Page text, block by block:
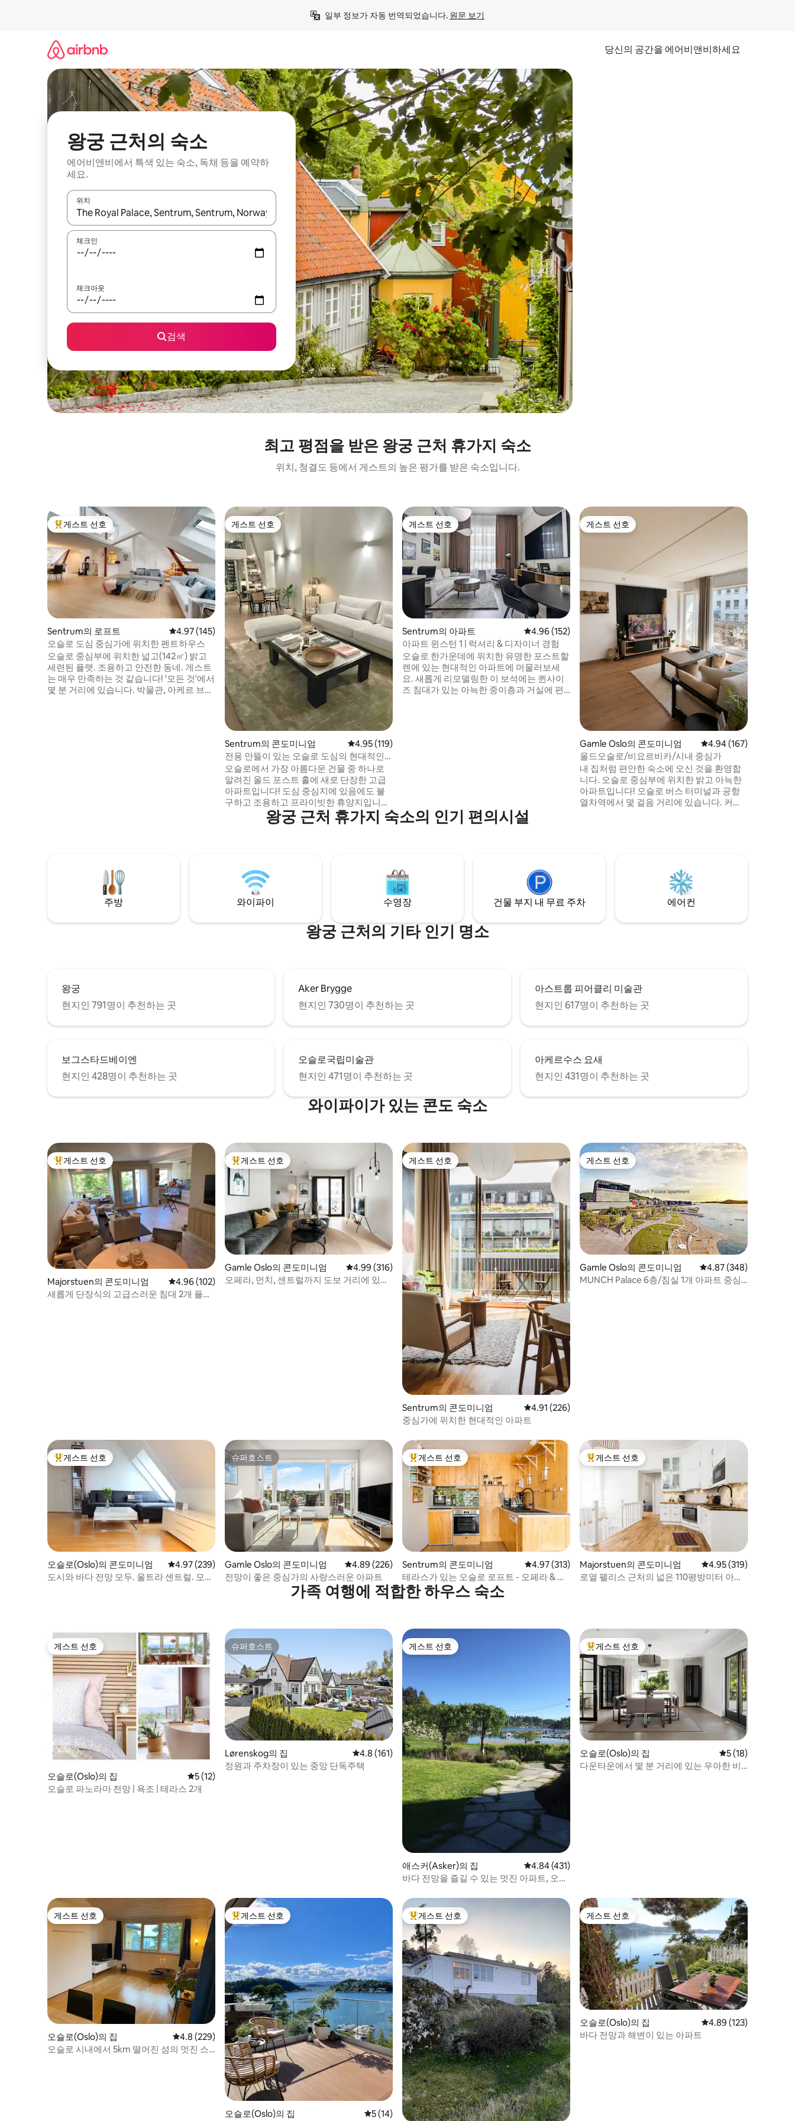
일부 정보가 자동 번역되었습니다. 원문 보기
당신의 공간을 에어비앤비하세요
왕궁 근처의 숙소
에어비앤비에서 특색 있는 숙소, 독채 등을 예약하
세요.
위치
결과가 나오면 위·아래 화살표 키를 사용하거나 터치 또는 스와이프 동작으로 탐색하세요.
체크인
체크아웃
검색
최고 평점을 받은 왕궁 근처 휴가지 숙소
위치, 청결도 등에서 게스트의 높은 평가를 받은 숙소입니다.
상위 게스트 선호
게스트 선호
Sentrum의 로프트 평점 4.97점(5점 만점), 후기 145개
4.97 (145)
오슬로 도심 중심가에 위치한 펜트하우스
오슬로 중심부에 위치한 넓고(142㎡) 밝고
세련된 플랫. 조용하고 안전한 동네. 게스트
는 매우 만족하는 것 같습니다! '모든 것'에서
몇 분 거리에 있습니다. 박물관, 아케르 브리
게스트 선호
게스트 선호
Sentrum의 콘도미니엄 평점 4.95점(5점 만점), 후기 119개
4.95 (119)
전용 안뜰이 있는 오슬로 도심의 현대적인
로프트!
오슬로에서 가장 아름다운 건물 중 하나로
알려진 올드 포스트 홀에 새로 단장한 고급
아파트입니다! 도심 중심지에 있음에도 불
구하고 조용하고 프라이빗한 휴양지입니다.
전용 안뜰과 발코니. 완벽한 위치: 중앙역,
공항 철도, 디자이너 상점, 오페라, 레스토
무료 세탁실이 있습니다. 욕실에는 난방 바
닥이 있습니다. 엘리베이터 이용 가능.
게스트 선호
게스트 선호
Sentrum의 아파트 평점 4.96점(5점 만점), 후기 152개
4.96 (152)
아파트 윈스턴 1 | 럭셔리 & 디자이너 경험
오슬로 한가운데에 위치한 유명한 포스트할
렌에 있는 현대적인 아파트에 머물러보세
요. 새롭게 리모델링한 이 보석에는 퀸사이
즈 침대가 있는 아늑한 중이층과 거실에 편
게스트 선호
게스트 선호
Gamle Oslo의 콘도미니엄 평점 4.94점(5점 만점),
4.94 (167)
올드오슬로/비요르비카/시내 중심가
내 집처럼 편안한 숙소에 오신 것을 환영합
니다. 오슬로 중심부에 위치한 밝고 아늑한
아파트입니다! 오슬로 버스 터미널과 공항
열차역에서 몇 걸음 거리에 있습니다. 커플,
와 쇼핑 및 외식 장소에서 도보로 5~10분 거
왕궁 근처 휴가지 숙소의 인기 편의시설
주방 와이파이 수영장 건물 부지 내 무료 주차 에어컨
왕궁 근처의 기타 인기 명소
왕궁
현지인 791명이 추천하는 곳
Aker Brygge
현지인 730명이 추천하는 곳
아스트룹 피어클리 미술관
현지인 617명이 추천하는 곳
보그스타드베이엔
현지인 428명이 추천하는 곳
오슬로국립미술관
현지인 471명이 추천하는 곳
아케르수스 요새
현지인 431명이 추천하는 곳
와이파이가 있는 콘도 숙소
상위 게스트 선호
게스트 선호
Majorstuen의 콘도미니엄 평점 4.96점(5점 만점), 후기 102개
4.96 (102)
새롭게 단장식의 고급스러운 침대 2개 플랫,
상위 게스트 선호
게스트 선호
Gamle Oslo의 콘도미니엄 평점 4.99점(5점 만점), 후기 316개
4.99 (316)
오페라, 먼치, 센트럴까지 도보 거리에 있는
게스트 선호
게스트 선호
Sentrum의 콘도미니엄 평점 4.91점(5점 만점), 후기 226개
4.91 (226)
중심가에 위치한 현대적인 아파트
게스트 선호
게스트 선호
Gamle Oslo의 콘도미니엄 평점 4.87점(5점 만점),
4.87 (348)
MUNCH Palace 6층/침실 1개 아파트 중심
상위 게스트 선호
게스트 선호
오슬로(Oslo)의 콘도미니엄 평점 4.97점(5점 만점), 후기 239개
4.97 (239)
도시와 바다 전망 모두. 울트라 센트럴. 모
슈퍼호스트
슈퍼호스트
Gamle Oslo의 콘도미니엄 평점 4.89점(5점 만점), 후기 226개
4.89 (226)
전망이 좋은 중심가의 사랑스러운 아파트
상위 게스트 선호
게스트 선호
Sentrum의 콘도미니엄 평점 4.97점(5점 만점), 후기 313개
4.97 (313)
테라스가 있는 오슬로 로프트 - 오페라 & 오
슬로 S 몇 걸음 거리
상위 게스트 선호
게스트 선호
Majorstuen의 콘도미니엄 평점 4.95점(5점 만점),
4.95 (319)
로열 팰리스 근처의 넓은 110평방미터 아파
가족 여행에 적합한 하우스 숙소
게스트 선호
게스트 선호
오슬로(Oslo)의 집 평점 5점(5점 만점), 후기 12개
5 (12)
오슬로 파노라마 전망 | 욕조 | 테라스 2개
슈퍼호스트
슈퍼호스트
Lørenskog의 집 평점 4.8점(5점 만점), 후기 161개
4.8 (161)
정원과 주차장이 있는 중앙 단독주택
게스트 선호
게스트 선호
애스커(Asker)의 집 평점 4.84점(5점 만점), 후기 431개
4.84 (431)
바다 전망을 즐길 수 있는 멋진 아파트, 오슬
상위 게스트 선호
게스트 선호
오슬로(Oslo)의 집 평점 5점(5점 만점
5 (18)
다운타운에서 몇 분 거리에 있는 우아한 비
게스트 선호
게스트 선호
오슬로(Oslo)의 집 평점 4.8점(5점 만점), 후기 229개
4.8 (229)
오슬로 시내에서 5km 떨어진 섬의 멋진 스
상위 게스트 선호
게스트 선호
오슬로(Oslo)의 집 평점 5점(5점 만점), 후기 14개
5 (14)
상위 게스트 선호
게스트 선호 게스트 선호
게스트 선호
오슬로(Oslo)의 집 평점 4.89점(5점 만점),
4.89 (123)
바다 전망과 해변이 있는 아파트